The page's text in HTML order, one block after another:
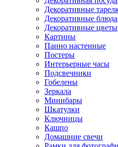
Декоративные
Декоративные блюда
Декоративные цветы
Картины
Панно настенные
Постеры
Интерьерные часы
Подсвечники
Гобелены
Зеркала
Минибары
Шкатулки
Ключницы
Кашпо
Домашние свечи